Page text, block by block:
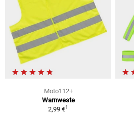
Moto112+
Warnweste
2,99 €1